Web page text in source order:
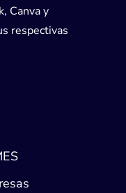
Canva y
respectivas